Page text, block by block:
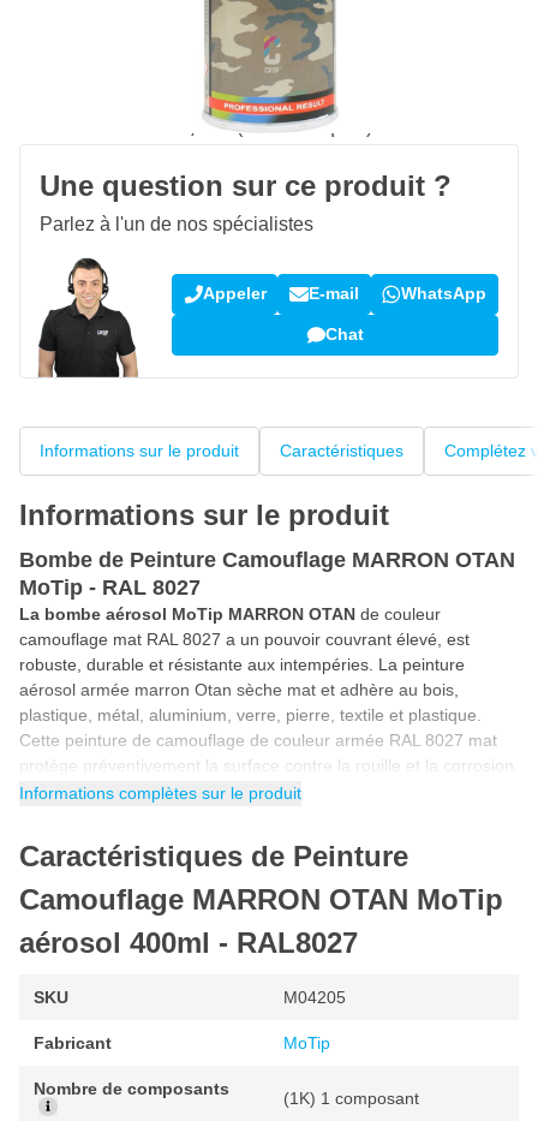
Commandez avant 23h59,expédié demain
avec UPS
retours & échanges
4,38/5(5 188 critiques)
Une question sur ce produit ?
Parlez à l'un de nos spécialistes
Appeler E-mail WhatsApp
Chat
Informations sur le produit Caractéristiques Complétez
Informations sur le produit
Bombe de Peinture Camouflage MARRON OTAN
MoTip - RAL 8027
La bombe aérosol MoTip MARRON OTAN de couleur
camouflage mat RAL 8027 a un pouvoir couvrant élevé, est
robuste, durable et résistante aux intempéries. La peinture
aérosol armée marron Otan sèche mat et adhère au bois,
plastique, métal, aluminium, verre, pierre, textile et plastique.
Cette peinture de camouflage de couleur armée RAL 8027 mat
protège préventivement la surface contre la rouille et la corrosion.
camoufler une grande variété d'objets, de surfaces et de
substrats. Vous pouvez par exemple pulvériser une voiture, un
scooter, une moto, une arme, une canne à pêche, un vêtement
ou tout autre textile de la couleur marron de l'armée. Cette
Pulvérisation de peinture militaire de camouflage
look camouflage? En quelques étapes simples, vous pouvez
camoufler votre propre objet ou une surface en pulvérisant cette
peinture militaire.
Informations complètes sur le produit
Caractéristiques de Peinture
Camouflage MARRON OTAN MoTip
aérosol 400ml - RAL8027
SKU M04205
Fabricant MoTip
Nombre de composants (1K) 1 composant